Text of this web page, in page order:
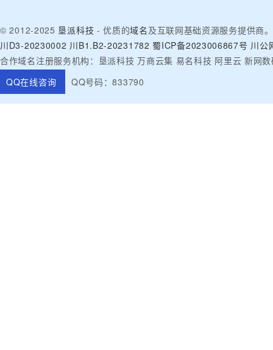
© 2012-2025 垦派科技 - 优质的域名 及互联网基础资源服务提供商。
川D3-20230002 川B1.B2-20231782 蜀ICP备2023006867号 川公
合作域名注册服务机构：垦派科技 万商云集 易名科技 阿里云 新网
QQ在线咨询
QQ号码：833790